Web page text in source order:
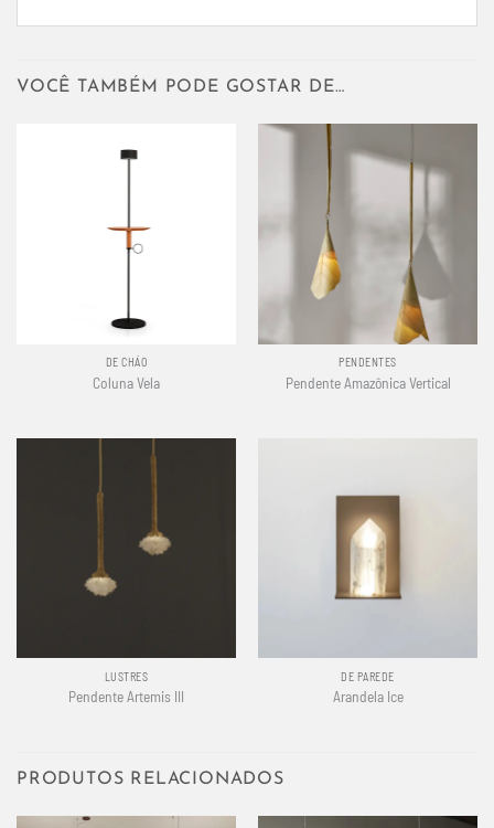
VOCÊ TAMBÉM PODE GOSTAR DE…
DE CHÃO
Coluna Vela
PENDENTES
Pendente Amazônica Vertical
LUSTRES
Pendente Artemis III
DE PAREDE
Arandela Ice
PRODUTOS RELACIONADOS